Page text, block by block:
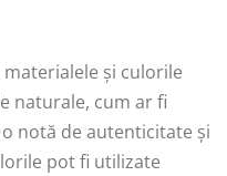
și culorile
naturale, cum ar fi
notă de autenticitate și
pot fi utilizate